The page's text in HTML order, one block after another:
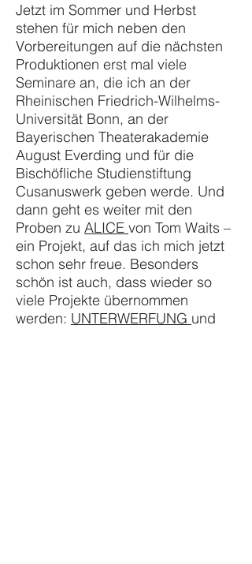
Jetzt im Sommer und Herbst
stehen für mich neben den
Vorbereitungen auf die nächsten
Produktionen erst mal viele
Seminare an, die ich an der
Rheinischen Friedrich-Wilhelms-
Universität Bonn, an der
Bayerischen Theaterakademie
August Everding und für die
Bischöfliche Studienstiftung
Cusanuswerk geben werde. Und
dann geht es weiter mit den
Proben zu ALICE von Tom Waits –
ein Projekt, auf das ich mich jetzt
schon sehr freue. Besonders
schön ist auch, dass wieder so
viele Projekte übernommen
werden: UNTERWERFUNG und